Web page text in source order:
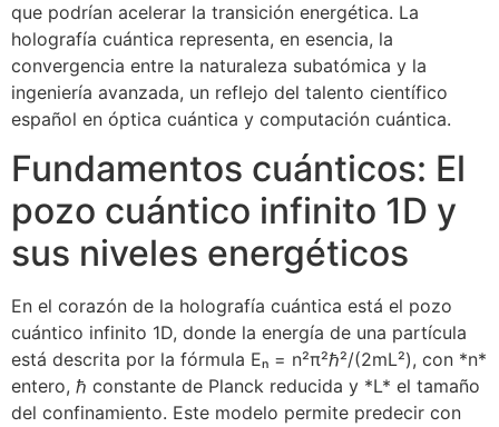
que podrían acelerar la transición energética. La
holografía cuántica representa, en esencia, la
convergencia entre la naturaleza subatómica y la
ingeniería avanzada, un reflejo del talento científico
español en óptica cuántica y computación cuántica.
Fundamentos cuánticos: El
pozo cuántico infinito 1D y
sus niveles energéticos
En el corazón de la holografía cuántica está el pozo
cuántico infinito 1D, donde la energía de una partícula
está descrita por la fórmula Eₙ = n²π²ℏ²/(2mL²), con *n*
entero, ℏ constante de Planck reducida y *L* el tamaño
del confinamiento. Este modelo permite predecir con